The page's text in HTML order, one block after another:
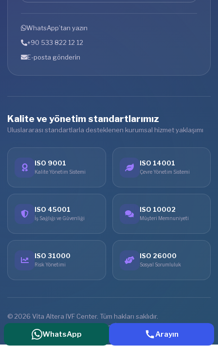
WhatsApp’tan yazın
+90 533 822 12 12
E-posta gönderin
Kalite ve yönetim standartlarımız
Uluslararası standartlarla desteklenen kurumsal hizmet yaklaşımı
ISO 9001
Kalite Yönetim Sistemi
ISO 14001
Çevre Yönetim Sistemi
ISO 45001
İş Sağlığı ve Güvenliği
ISO 10002
Müşteri Memnuniyeti
ISO 31000
Risk Yönetimi
ISO 26000
Sosyal Sorumluluk
© 2026 Vita Altera IVF Center. Tüm hakları saklıdır.
Online Görüşme
WhatsApp Arayın